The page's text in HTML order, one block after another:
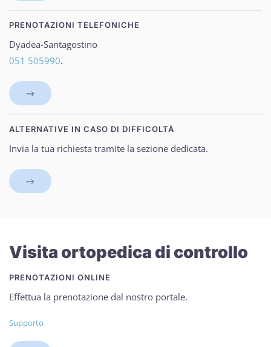
PRENOTAZIONI TELEFONICHE
Dyadea-Santagostino
051 505990.
ALTERNATIVE IN CASO DI DIFFICOLTÀ
Invia la tua richiesta tramite la sezione dedicata.
Visita ortopedica di controllo
PRENOTAZIONI ONLINE
Effettua la prenotazione dal nostro portale.
Supporto